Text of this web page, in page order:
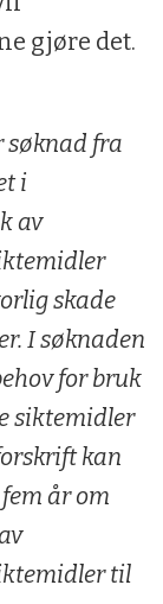
gjøre det.
søknad fra
i
av
skade
I søknaden
for bruk
siktemidler
kan
år om
til